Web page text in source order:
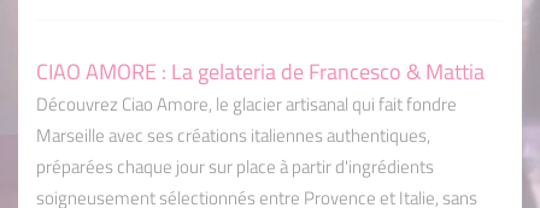
CIAO AMORE : La gelateria de Francesco & Mattia
Découvrez Ciao Amore, le glacier artisanal qui fait fondre
Marseille avec ses créations italiennes authentiques,
préparées chaque jour sur place à partir d'ingrédients
soigneusement sélectionnés entre Provence et Italie, sans